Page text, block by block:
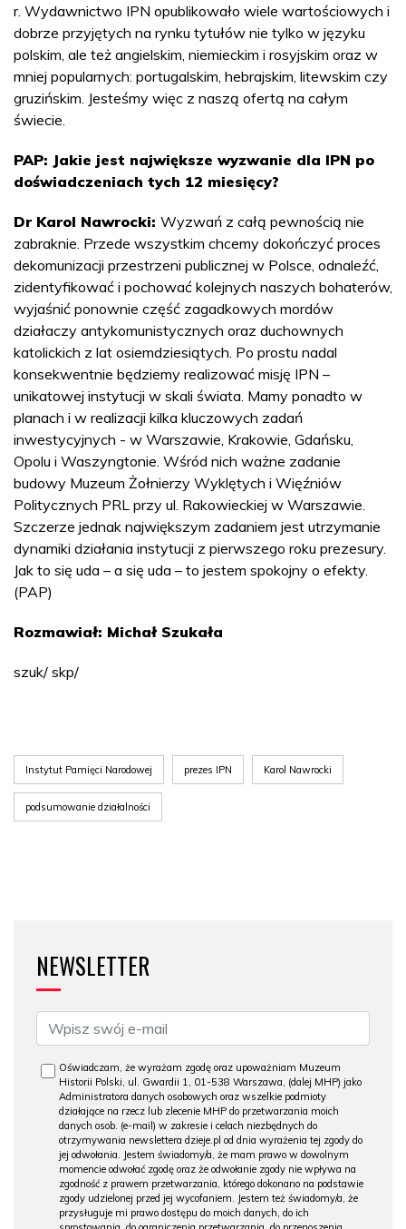
r. Wydawnictwo IPN opublikowało wiele wartościowych i
dobrze przyjętych na rynku tytułów nie tylko w języku
polskim, ale też angielskim, niemieckim i rosyjskim oraz w
mniej popularnych: portugalskim, hebrajskim, litewskim czy
gruzińskim. Jesteśmy więc z naszą ofertą na całym
świecie.
PAP: Jakie jest największe wyzwanie dla IPN po
doświadczeniach tych 12 miesięcy?
Dr Karol Nawrocki: Wyzwań z całą pewnością nie
zabraknie. Przede wszystkim chcemy dokończyć proces
dekomunizacji przestrzeni publicznej w Polsce, odnaleźć,
zidentyfikować i pochować kolejnych naszych bohaterów,
wyjaśnić ponownie część zagadkowych mordów
działaczy antykomunistycznych oraz duchownych
katolickich z lat osiemdziesiątych. Po prostu nadal
konsekwentnie będziemy realizować misję IPN –
unikatowej instytucji w skali świata. Mamy ponadto w
planach i w realizacji kilka kluczowych zadań
inwestycyjnych - w Warszawie, Krakowie, Gdańsku,
Opolu i Waszyngtonie. Wśród nich ważne zadanie
budowy Muzeum Żołnierzy Wyklętych i Więźniów
Politycznych PRL przy ul. Rakowieckiej w Warszawie.
Szczerze jednak największym zadaniem jest utrzymanie
dynamiki działania instytucji z pierwszego roku prezesury.
Jak to się uda – a się uda – to jestem spokojny o efekty.
(PAP)
Rozmawiał: Michał Szukała
szuk/ skp/
Instytut Pamięci Narodowej prezes IPN Karol Nawrocki
podsumowanie działalności
NEWSLETTER
Oświadczam, że wyrażam zgodę oraz upoważniam Muzeum
Historii Polski, ul. Gwardii 1, 01-538 Warszawa, (dalej MHP) jako
Administratora danych osobowych oraz wszelkie podmioty
działające na rzecz lub zlecenie MHP do przetwarzania moich
danych osob. (e-mail) w zakresie i celach niezbędnych do
otrzymywania newslettera dzieje.pl od dnia wyrażenia tej zgody do
jej odwołania. Jestem świadomy/a, że mam prawo w dowolnym
momencie odwołać zgodę oraz że odwołanie zgody nie wpływa na
zgodność z prawem przetwarzania, którego dokonano na podstawie
zgody udzielonej przed jej wycofaniem. Jestem też świadomy/a, że
przysługuje mi prawo dostępu do moich danych, do ich